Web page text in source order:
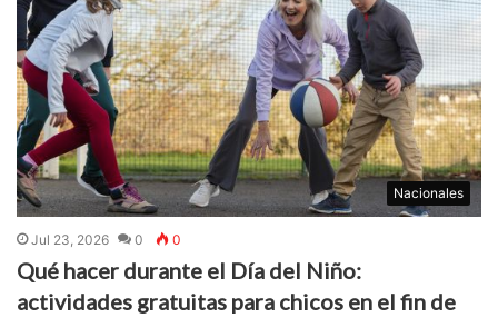
Nacionales
Jul 23, 2026 0 0
Qué hacer durante el Día del Niño:
actividades gratuitas para chicos en el fin de